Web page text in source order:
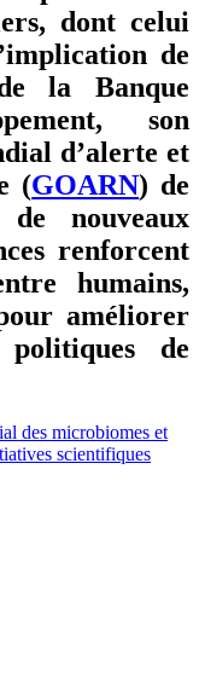
dont celui
de
la Banque
son
d’alerte et
(GOARN) de
nouveaux
renforcent
humains,
améliorer
de
des microbiomes et
scientifiques